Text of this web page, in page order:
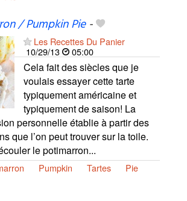
/ Pumpkin Pie-
Les Recettes Du Panier
10/29/13
05:00
Cela fait des siècles que je
voulais essayer cette tarte
typiquement américaine et
typiquement de saison! La
personnelle établie à partir des
que l’on peut trouver sur la toile.
le potimarron...
Pumpkin Tartes Pie